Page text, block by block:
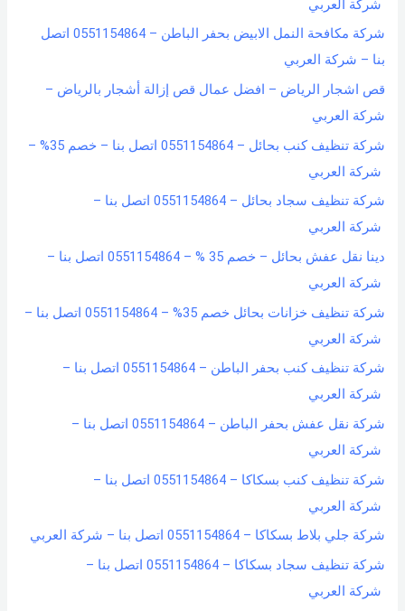
شركة العربي
شركة مكافحة النمل الابيض بحفر الباطن – 0551154864 اتصل
بنا – شركة العربي
قص اشجار الرياض – افضل عمال قص إزالة أشجار بالرياض –
شركة العربي
شركة تنظيف كنب بحائل – 0551154864 اتصل بنا – خصم 35% –
شركة العربي
شركة تنظيف سجاد بحائل – 0551154864 اتصل بنا –
شركة العربي
دينا نقل عفش بحائل – خصم 35 % – 0551154864 اتصل بنا –
شركة العربي
شركة تنظيف خزانات بحائل خصم 35% – 0551154864 اتصل بنا –
شركة العربي
شركة تنظيف كنب بحفر الباطن – 0551154864 اتصل بنا –
شركة العربي
شركة نقل عفش بحفر الباطن – 0551154864 اتصل بنا –
شركة العربي
شركة تنظيف كنب بسكاكا – 0551154864 اتصل بنا –
شركة العربي
شركة جلي بلاط بسكاكا – 0551154864 اتصل بنا – شركة العربي
شركة تنظيف سجاد بسكاكا – 0551154864 اتصل بنا –
شركة العربي